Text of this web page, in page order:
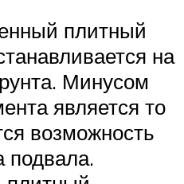
плитный
на
Минусом
является то
возможность
подвала.